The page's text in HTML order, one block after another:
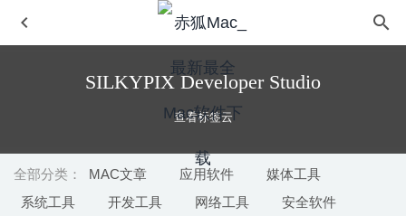
SILKYPIX Developer Studio
查看标签云
全部分类： MAC文章 应用软件
媒体工具
系统工具
开发工具 网络工具
安全软件